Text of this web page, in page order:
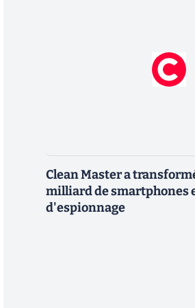
Clean Master a
milliard de smartphones
d'espionnage